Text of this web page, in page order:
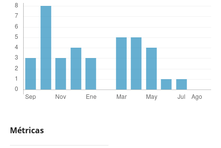
Métricas